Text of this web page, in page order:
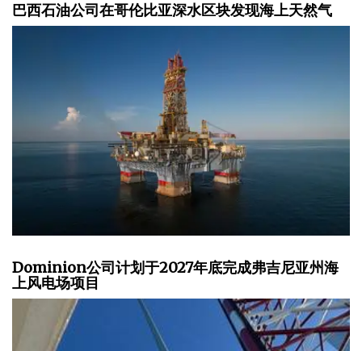
巴西石油公司在哥伦比亚深水区块发现海上天然气
Dominion公司计划于2027年底完成弗吉尼亚州海
上风电场项目